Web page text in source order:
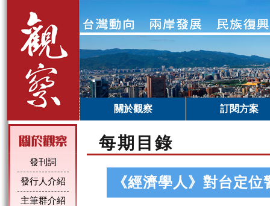
關於觀察 訂閱方案
發刊詞
發行人介紹
主筆群介紹
每期目錄
《經濟學人》對台定